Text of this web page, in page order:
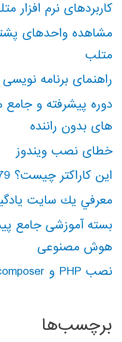
کاربردهای نرم افزار
مشاهده واحدهای
متلب
راهنمای برنامه
دوره پیشرفته و
های بدون راننده
خطای نصب ویندوز
این کاراکتر چیست؟ 65279
معرفي يك سايت
بسته آموزشی جامع
هوش مصنوعی
نصب PHP و composer در ویندوز 10
برچسب‌ها